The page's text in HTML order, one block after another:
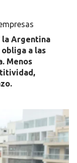
la Argentina
a las
Menos